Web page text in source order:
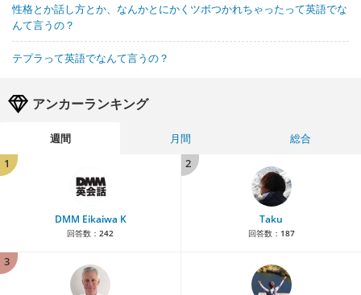
性格とか話し方とか、なんかとにかくツボつかれちゃったって英語でな
んて言うの？
テプラって英語でなんて言うの？
アンカーランキング
週間 月間
総合
1
DMM Eikaiwa K
回答数： 242
2
Taku
回答数： 187
3